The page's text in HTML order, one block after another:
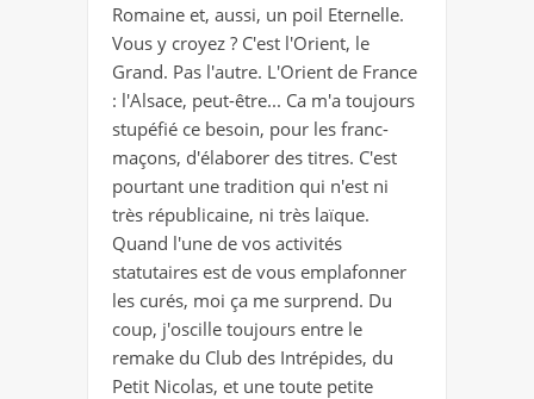
Romaine et, aussi, un poil Eternelle.
Vous y croyez ? C'est l'Orient, le
Grand. Pas l'autre. L'Orient de France
: l'Alsace, peut-être... Ca m'a toujours
stupéfié ce besoin, pour les franc-
maçons, d'élaborer des titres. C'est
pourtant une tradition qui n'est ni
très républicaine, ni très laïque.
Quand l'une de vos activités
statutaires est de vous emplafonner
les curés, moi ça me surprend. Du
coup, j'oscille toujours entre le
remake du Club des Intrépides, du
Petit Nicolas, et une toute petite